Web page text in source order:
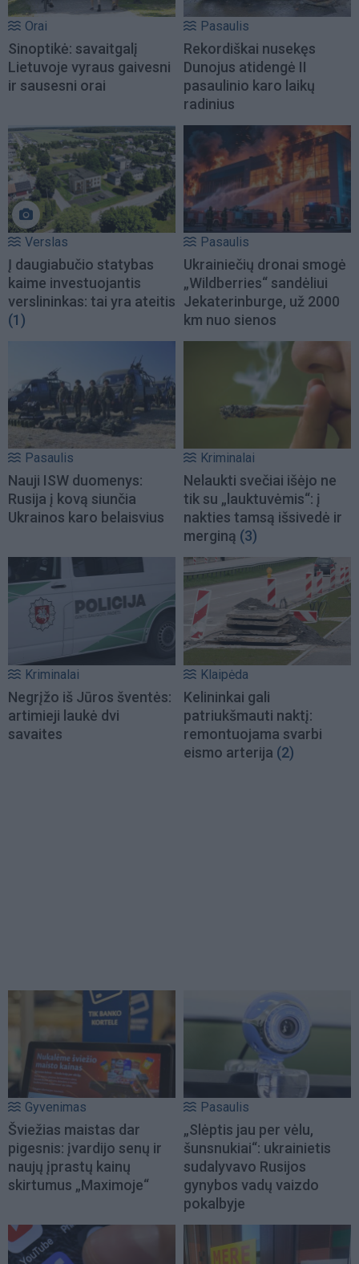
Orai
Sinoptikė: savaitgalį
Lietuvoje vyraus gaivesni
ir sausesni orai
Pasaulis
Rekordiškai nusekęs
Dunojus atidengė II
pasaulinio karo laikų
radinius
Verslas
Į daugiabučio statybas
kaime investuojantis
verslininkas: tai yra ateitis
(1)
Pasaulis
Ukrainiečių dronai smogė
„Wildberries“ sandėliui
Jekaterinburge, už 2000
km nuo sienos
Pasaulis
Nauji ISW duomenys:
Rusija į kovą siunčia
Ukrainos karo belaisvius
Kriminalai
Nelaukti svečiai išėjo ne
tik su „lauktuvėmis“: į
nakties tamsą išsivedė ir
merginą (3)
Kriminalai
Negrįžo iš Jūros šventės:
artimieji laukė dvi
savaites
Klaipėda
Kelininkai gali
patriukšmauti naktį:
remontuojama svarbi
eismo arterija (2)
Gyvenimas
Šviežias maistas dar
pigesnis: įvardijo senų ir
naujų įprastų kainų
skirtumus „Maximoje“
Pasaulis
„Slėptis jau per vėlu,
šunsnukiai“: ukrainietis
sudalyvavo Rusijos
gynybos vadų vaizdo
pokalbyje